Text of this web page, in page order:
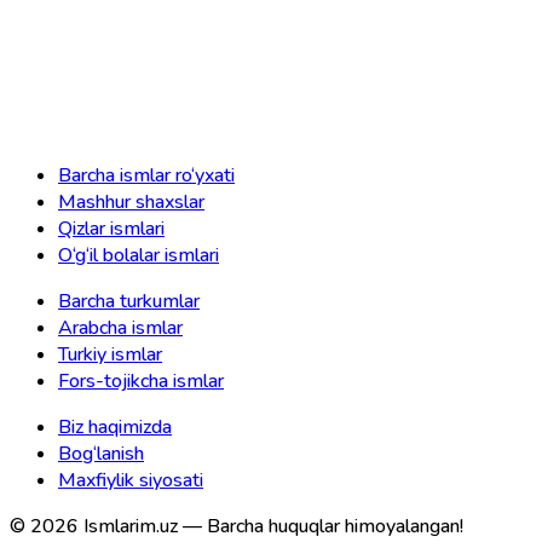
Barcha ismlar ro‘yxati
Mashhur shaxslar
Qizlar ismlari
O‘g‘il bolalar ismlari
Barcha turkumlar
Arabcha ismlar
Turkiy ismlar
Fors-tojikcha ismlar
Biz haqimizda
Bog‘lanish
Maxfiylik siyosati
© 2026 Ismlarim.uz — Barcha huquqlar himoyalangan!